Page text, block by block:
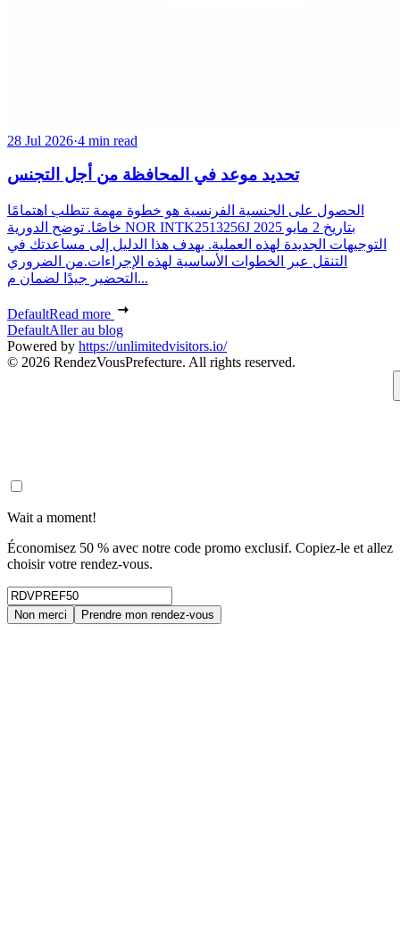
28 Jul 2026·4 min read
تحديد موعد في المحافظة من أجل التجنس
الحصول على الجنسية الفرنسية هو خطوة مهمة تتطلب اهتمامًا
خاصًا. توضح الدورية NOR INTK2513256J بتاريخ 2 مايو 2025
التوجيهات الجديدة لهذه العملية. يهدف هذا الدليل إلى مساعدتك في
التنقل عبر الخطوات الأساسية لهذه الإجراءات.من الضروري
التحضير جيدًا لضمان م...
DefaultRead more
DefaultAller au blog
Powered by https://unlimitedvisitors.io/
© 2026 RendezVousPrefecture. All rights reserved.
Wait a moment!
Économisez 50 % avec notre code promo exclusif. Copiez-le et allez
choisir votre rendez-vous.
Non merci Prendre mon rendez-vous